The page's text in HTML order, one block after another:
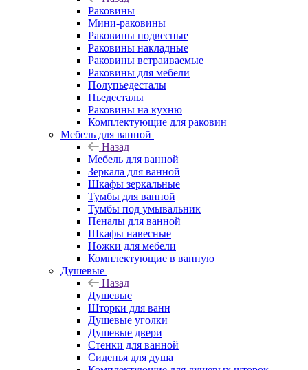
Раковины
Мини-раковины
Раковины подвесные
Раковины накладные
Раковины встраиваемые
Раковины для мебели
Полупьедесталы
Пьедесталы
Раковины на кухню
Комплектующие для раковин
Мебель для ванной
Назад
Мебель для ванной
Зеркала для ванной
Шкафы зеркальные
Тумбы для ванной
Тумбы под умывальник
Пеналы для ванной
Шкафы навесные
Ножки для мебели
Комплектующие в ванную
Душевые
Назад
Душевые
Шторки для ванн
Душевые уголки
Душевые двери
Стенки для ванной
Сиденья для душа